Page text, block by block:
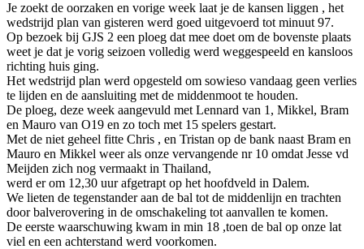
Je zoekt de oorzaken en vorige week laat je de kansen liggen , het
wedstrijd plan van gisteren werd goed uitgevoerd tot minuut 97.
Op bezoek bij GJS 2 een ploeg dat mee doet om de bovenste plaats
weet je dat je vorig seizoen volledig werd weggespeeld en kansloos
richting huis ging.
Het wedstrijd plan werd opgesteld om sowieso vandaag geen verlies
te lijden en de aansluiting met de middenmoot te houden.
De ploeg, deze week aangevuld met Lennard van 1, Mikkel, Bram
en Mauro van O19 en zo toch met 15 spelers gestart.
Met de niet geheel fitte Chris , en Tristan op de bank naast Bram en
Mauro en Mikkel weer als onze vervangende nr 10 omdat Jesse vd
Meijden zich nog vermaakt in Thailand,
werd er om 12,30 uur afgetrapt op het hoofdveld in Dalem.
We lieten de tegenstander aan de bal tot de middenlijn en trachten
door balverovering in de omschakeling tot aanvallen te komen.
De eerste waarschuwing kwam in min 18 ,toen de bal op onze lat
viel en een achterstand werd voorkomen.